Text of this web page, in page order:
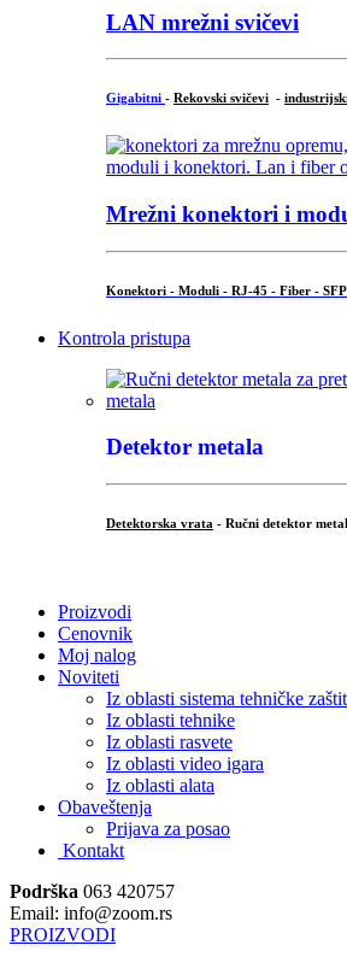
LAN mrežni svičevi
Gigabitni - Rekovski svičevi -
Mrežni konektori i
Konektori - Moduli - RJ-45 - Fiber -
Kontrola pristupa
Detektor metala
Detektorska vrata - Ručni detektor
Proizvodi
Cenovnik
Moj nalog
Noviteti
Iz oblasti sistema tehničke
Iz oblasti tehnike
Iz oblasti rasvete
Iz oblasti video igara
Iz oblasti alata
Obaveštenja
Prijava za posao
Kontakt
Podrška 063 420757
Email: info@zoom.rs
PROIZVODI